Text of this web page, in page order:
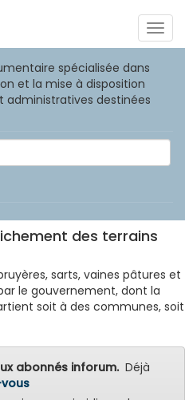
spécialisée dans
et la mise à disposition
administratives destinées
des terrains
sarts, vaines pâtures et
le gouvernement, dont la
soit à des communes, soit
abonnés inforum.Déjà